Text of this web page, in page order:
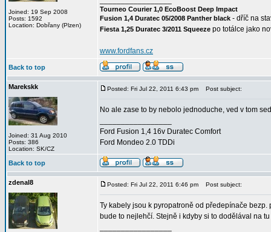
Joined: 19 Sep 2008
Posts: 1592
Location: Dobřany (Plzen)
Tourneo Courier 1,0 EcoBoost Deep Impact
Fusion 1,4 Duratec 05/2008 Panther black - dříč na
Fiesta 1,25 Duratec 3/2011 Squeeze po totálce jako
www.fordfans.cz
Back to top
Marekskk
Joined: 31 Aug 2010
Posts: 386
Location: SK/CZ
Posted: Fri Jul 22, 2011 6:43 pm Post subject:
No ale zase to by nebolo jednoduche, ved v tom
Ford Fusion 1,4 16v Duratec Comfort
Ford Mondeo 2.0 TDDi
Back to top
zdenal8 Posted: Fri Jul 22, 2011 6:46 pm Post subject:
Ty kabely jsou k pyropatroně od předepínače
bude to nejlehčí. Stejně i kdyby si to dodělával na